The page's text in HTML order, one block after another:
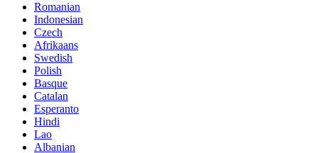
Romanian
Indonesian
Czech
Afrikaans
Swedish
Polish
Basque
Catalan
Esperanto
Hindi
Lao
Albanian